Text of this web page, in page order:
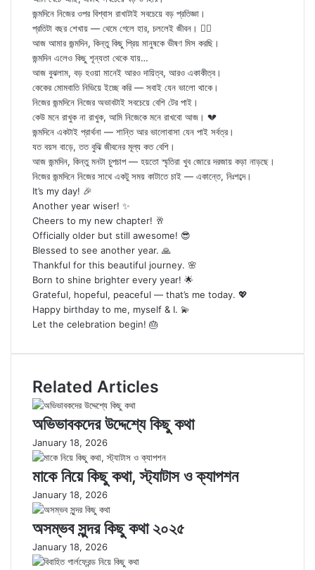
জন্মদিনে নিজের ওপর বিশ্বাস রাখাটাই সবচেয়ে বড় প্রতিজ্ঞা।
প্রতিটা বছর শেখায় — থেমে গেলে হার, চললেই জীবন। 🚶‍♂️
আজ আমার জন্মদিন, কিন্তু কিছু প্রিয় মানুষকে ভীষণ মিস করছি।
জন্মদিন এলেও কিছু শূন্যতা থেকে যায়…
আজ বুঝলাম, বড় হওয়া মানেই আরও দায়িত্ব, আরও একাকীত্ব।
কেকের মোমবাতি নিভিয়ে ইচ্ছে করি — সবাই যেন ভালো থাকে।
নিজের জন্মদিনে নিজের অভাবটাই সবচেয়ে বেশি টের পাই।
কেউ মনে রাখুক না রাখুক, আমি নিজেকে মনে রাখবো আজ। 💔
জন্মদিনে একটাই প্রার্থনা — শান্তি আর ভালোবাসা যেন পাই সর্বত্র।
যত বয়স বাড়ে, তত বুঝি জীবনের মূল্য কত বেশি।
আজ জন্মদিন, কিন্তু মনটা চুপচাপ — হয়তো স্মৃতিরা খুব জোরে দরজায় কড়া নাড়ছে।
নিজের জন্মদিনে নিজের সাথে একটু সময় কাটাতে চাই — একান্তে, নিঃশব্দে।
It’s my day! 🎉
Another year wiser! ✨
Cheers to my new chapter! 🥂
Officially older but still awesome! 😎
Blessed to see another year. 🙏
Thankful for this beautiful journey. 🌸
Born to shine brighter every year! 🌟
Grateful, hopeful, peaceful — that’s me today. 💖
Happy birthday to me, myself & I. 💫
Let the celebration begin! 🎂
Related Articles
অভিভাবকদের উদ্দেশ্যে কিছু কথা
January 18, 2026
মাকে নিয়ে কিছু কথা, স্ট্যাটাস ও ক্যাপশন
January 18, 2026
অসম্ভব সুন্দর কিছু কথা ২০২৫
January 18, 2026